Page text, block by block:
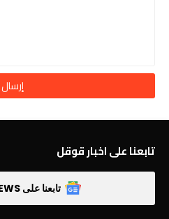
تابعنا على اخبار قوقل
تابعنا على GOOGLE NEWS